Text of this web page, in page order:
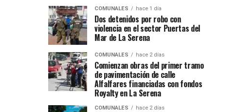
COMUNALES hace 1 día
Dos detenidos por robo con
violencia en el sector Puertas del
Mar de La Serena
COMUNALES hace 2 días
Comienzan obras del primer tramo
de pavimentación de calle
Alfalfares financiadas con fondos
Royalty en La Serena
COMUNALES hace 2 días